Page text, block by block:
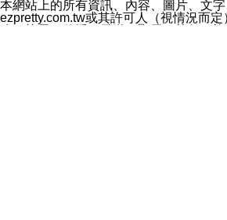
本網站上的所有資訊、內容、圖片、文
ezpretty.com.tw或其許可人（視情況而